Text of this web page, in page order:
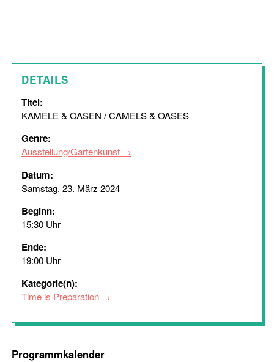
DETAILS
Titel:
KAMELE & OASEN / CAMELS & OASES
Genre:
Ausstellung/Gartenkunst
Datum:
Samstag, 23. März 2024
Beginn:
15:30 Uhr
Ende:
19:00 Uhr
Kategorie(n):
Time is Preparation
Programmkalender